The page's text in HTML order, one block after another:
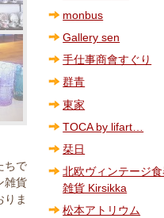
ちで
雑貨
りま
monbus
Gallery sen
手仕事商會すぐり
群青
東家
TOCA by lifart…
栞日
北欧ヴィンテージ
雑貨 Kirsikka
松本アトリウム